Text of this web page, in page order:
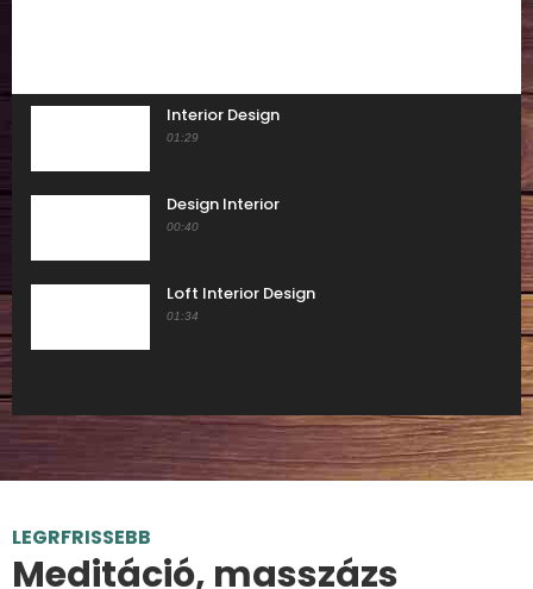
Interior Design
01:29
Design Interior
00:40
Loft Interior Design
01:34
LEGRFRISSEBB
Meditáció, masszázs